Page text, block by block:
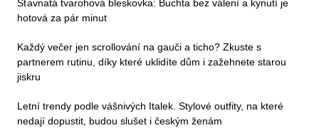
Šťavnatá tvarohová bleskovka: Buchta bez válení a kynutí je
hotová za pár minut
Každý večer jen scrollování na gauči a ticho? Zkuste s
partnerem rutinu, díky které uklidíte dům i zažehnete starou
jiskru
Letní trendy podle vášnivých Italek. Stylové outfity, na které
nedají dopustit, budou slušet i českým ženám